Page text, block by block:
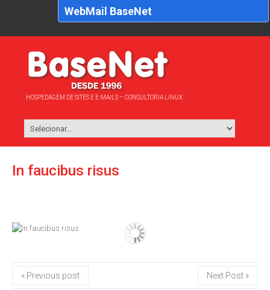
HOSPEDAGEM DE SITES E E-MAILS – CONSULTORIA LINUX
In faucibus risus
« Previous post Next Post »
WebMail BaseNet